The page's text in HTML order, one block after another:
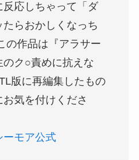
応しちゃって「ダ
らおかしくなっち
作品は『アラサー
ク○責めに抗えな
版に再編集したもの
気を付けくださ
ーモア公式